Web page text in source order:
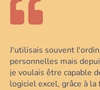
fonctionnalités
de mon entreprise
devis sur le
les fais maintenant
Il